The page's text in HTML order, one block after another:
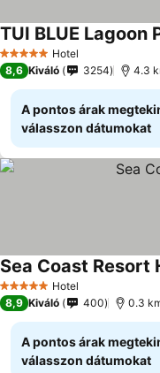
5 KategóriaHotel
TUI BLUE Lagoon
8,6 Kiváló 3254 4.3
A pontos árak
válasszon dátumokat
5 KategóriaHotel
Sea Coast Resort
8,9 Kiváló 400 0.3
A pontos árak
válasszon dátumokat